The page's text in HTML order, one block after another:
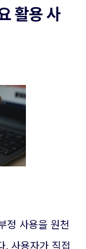
활용 사
정 사용을 원천
. 사용자가 직접